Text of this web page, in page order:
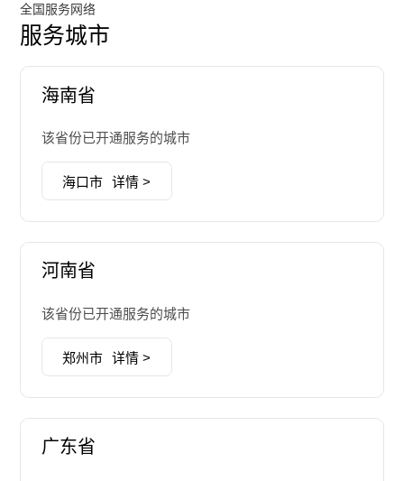
全国服务网络
服务城市
海南省
该省份已开通服务的城市
海口市 详情 >
河南省
该省份已开通服务的城市
郑州市 详情 >
广东省